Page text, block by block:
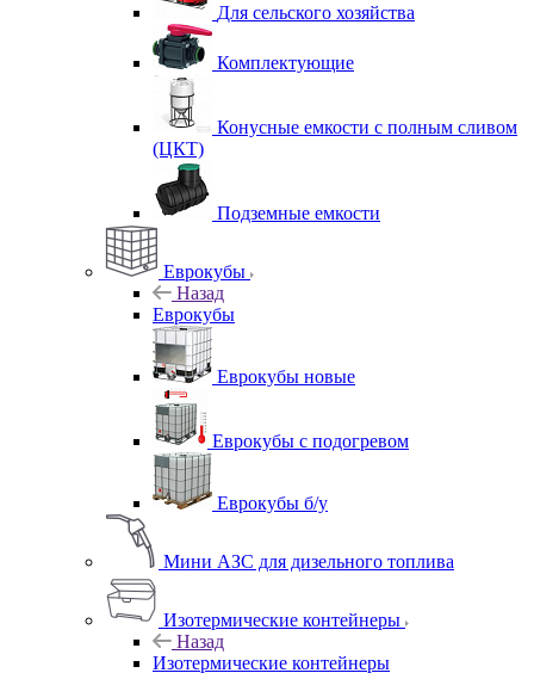
Для сельского хозяйства
Комплектующие
Конусные емкости с полным сливом
(ЦКТ)
Подземные емкости
Еврокубы
Назад
Еврокубы
Еврокубы новые
Еврокубы с подогревом
Еврокубы б/у
Мини АЗС для дизельного топлива
Изотермические контейнеры
Назад
Изотермические контейнеры